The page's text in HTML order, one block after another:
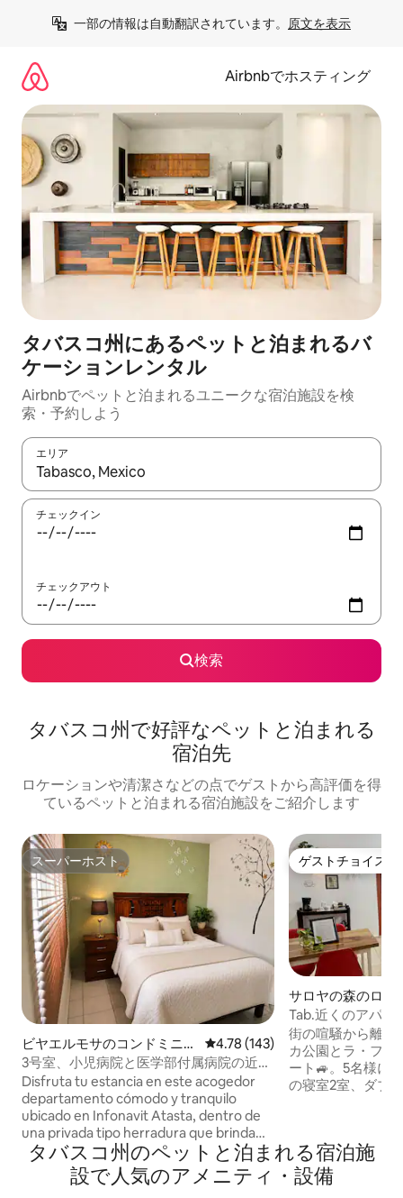
一部の情報は自動翻訳されています。 原文を表示
Airbnbでホスティング
タバスコ州にあるペットと泊まれるバ
ケーションレンタル
Airbnbでペットと泊まれるユニークな宿泊施設を検
索・予約しよう
エリア
検索結果が表示されたら、上下の矢印キーを使って移動するか
チェックイン
チェックアウト
検索
タバスコ州で好評なペットと泊まれる
宿泊先
ロケーションや清潔さなどの点でゲストから高評価を得
ているペットと泊まれる宿泊施設をご紹介します
スーパーホスト
スーパーホスト
ビヤエルモサのコンドミニア
ム
レビュー143件、5つ星中4.78つ
4.78 (143)
3号室、小児病院と医学部付属病院の近く
子供病院と医学部近く
Disfruta tu estancia en este acogedor
departamento cómodo y tranquilo
ubicado en Infonavit Atasta, dentro de
una privada tipo herradura que brinda
mayor tranquilidad y seguridad. Ubicado
en una zona familiar de clase media, con
excelente conectividad hacia avenidas
ゲストチョイス
ゲストチョイス
サロヤの森のロフ
Tab.近くのアパー
園、CTA PMEX
街の喧騒から離れ
カ公園とラ・フェ
ート🚙。5名様に
の寝室2室、ダブ
なカフェテリア、
アのあるパティ
ビデオカメラ、
タバスコ州のペットと泊まれる宿泊施
設で人気のアメニティ・設備